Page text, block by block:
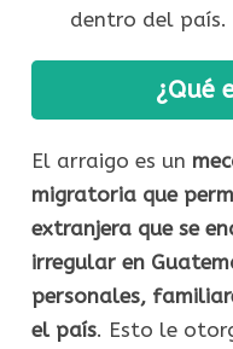
dentro del país.
¿Qué
El arraigo es un
migratoria que
extranjera que se
irregular en
personales,
el país. Esto le